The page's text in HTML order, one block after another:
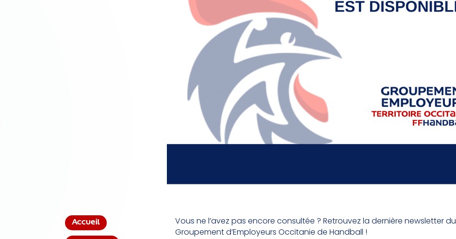
Accueil
Vous ne l’avez pas encore consultée ? Retrouvez la dernière newsletter du
Groupement d’Employeurs Occitanie de Handball !